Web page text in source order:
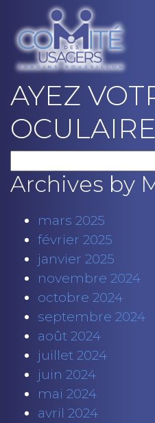
AYEZ
Archives by
mars 2025
février 2025
janvier 2025
novembre 2024
octobre 2024
septembre 2024
août 2024
juillet 2024
juin 2024
mai 2024
avril 2024